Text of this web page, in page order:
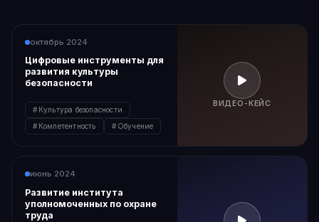
октябрь 2024
Цифровые инструменты для
развития культуры
безопасности
Культура безопасности
Компетентность
Обучение
ВИДЕО-КЕЙС
июнь 2024
Развитие института
уполномоченных по охране
труда